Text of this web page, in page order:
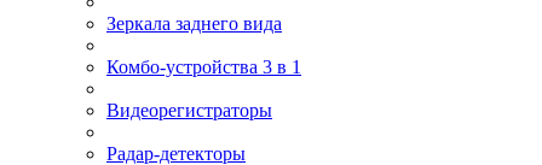
Зеркала заднего вида
Комбо-устройства 3 в 1
Видеорегистраторы
Радар-детекторы